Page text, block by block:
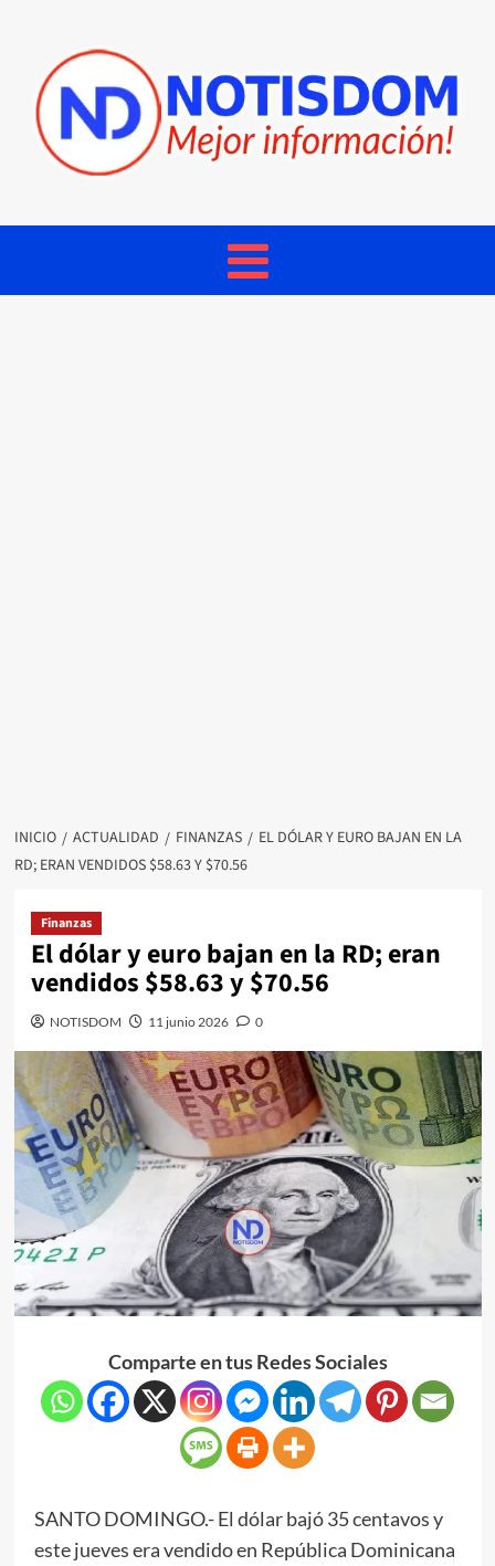
INICIO ACTUALIDAD FINANZAS
EL DÓLAR Y EURO BAJAN EN LA
RD; ERAN VENDIDOS $58.63 Y $70.56
Finanzas
El dólar y euro bajan en la RD; eran
vendidos $58.63 y $70.56
NOTISDOM 11 junio 2026 0
Comparte en tus Redes Sociales
SANTO DOMINGO.- El dólar bajó 35 centavos y
este jueves era vendido en República Dominicana